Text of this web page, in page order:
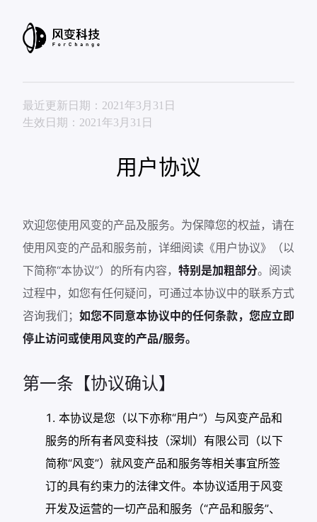
最近更新日期：2021年3月31日
生效日期：2021年3月31日
用户协议
欢迎您使用风变的产品及服务。为保障您的权益，请在
使用风变的产品和服务前，详细阅读《用户协议》（以
下简称“本协议”）的所有内容， 特别是加粗部分。阅读
过程中，如您有任何疑问，可通过本协议中的联系方式
咨询我们； 如您不同意本协议中的任何条款，您应立即
停止访问或使用风变的产品/服务。
第一条【协议确认】
本协议是您（以下亦称“用户”）与风变产品和
服务的所有者风变科技（深圳）有限公司（以下
简称“风变”）就风变产品和服务等相关事宜所签
订的具有约束力的法律文件。本协议适用于风变
开发及运营的一切产品和服务（“产品和服务”、